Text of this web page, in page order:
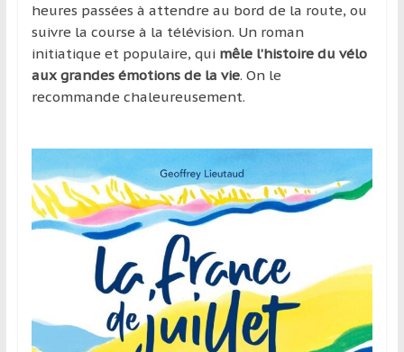
heures passées à attendre au bord de la route, ou
suivre la course à la télévision. Un roman
initiatique et populaire, qui mêle l’histoire du vélo
aux grandes émotions de la vie. On le
recommande chaleureusement.